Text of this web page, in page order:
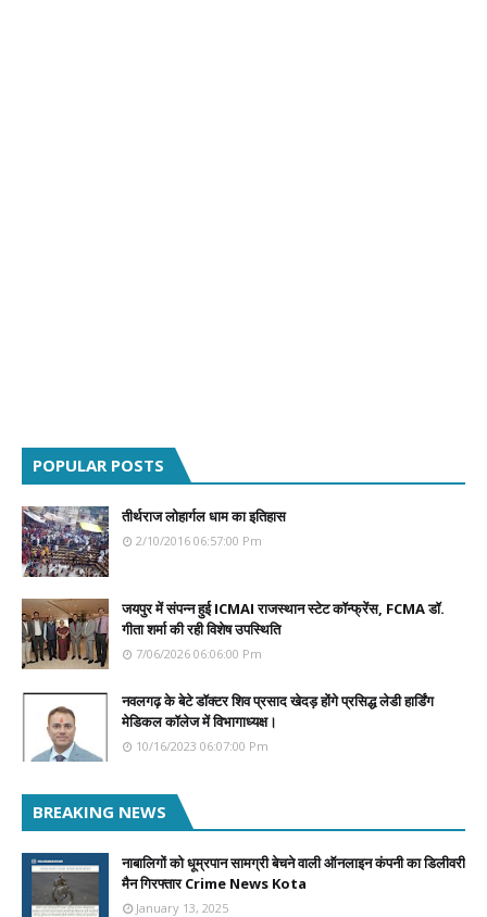
POPULAR POSTS
तीर्थराज लोहार्गल धाम का इतिहास
2/10/2016 06:57:00 Pm
जयपुर में संपन्न हुई ICMAI राजस्थान स्टेट कॉन्फ्रेंस, FCMA डॉ.
गीता शर्मा की रही विशेष उपस्थिति
7/06/2026 06:06:00 Pm
नवलगढ़ के बेटे डॉक्टर शिव प्रसाद खेदड़ होंगे प्रसिद्ध लेडी हार्डिंग
मेडिकल कॉलेज में विभागाध्यक्ष।
10/16/2023 06:07:00 Pm
BREAKING NEWS
नाबालिगों को धूम्रपान सामग्री बेचने वाली ऑनलाइन कंपनी का डिलीवरी
मैन गिरफ्तार Crime News Kota
January 13, 2025